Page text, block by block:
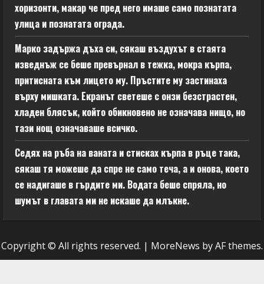
хоризонти, макар че пред него имаше само познатата
улица и познатата ограда.
Марко задържа дъха си, сякаш въздухът в стаята
изведнъж се беше превърнал в тежка, мокра кърпа,
притисната към лицето му. Пръстите му застинаха
върху мишката. Екранът светеше с онзи безстрастен,
хладен блясък, който обикновено не означава нищо, но
тази нощ означаваше всичко.
Седях на ръба на ваната и стисках кърпа в ръце така,
сякаш тя можеше да спре не само теча, а и онова, което
се надигаше в гърдите ми. Водата беше спряла, но
шумът в главата ми не искаше да млъкне.
Copyright © All rights reserved. | MoreNews by AF themes.